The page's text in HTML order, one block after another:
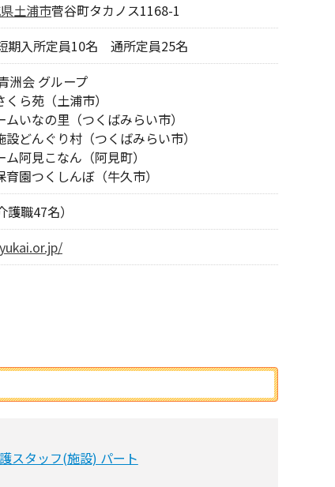
土浦市菅谷町タカノス1168-1
入所定員10名 通所定員25名
洲会 グループ
ら苑（土浦市）
いなの里（つくばみらい市）
どんぐり村（つくばみらい市）
阿見こなん（阿見町）
園つくしんぼ（牛久市）
職47名）
スタッフ(施設) パート